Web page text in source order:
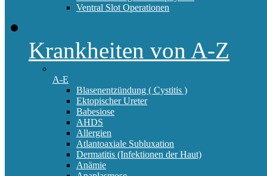
Ventral Slot Operationen
Krankheiten von A-Z
A-E
Blasenentzündung ( Cystitis )
Ektopischer Ureter
Babesiose
AHDS
Allergien
Atlantoaxiale Subluxation
Dermatitis (Infektionen der Haut)
Anämie